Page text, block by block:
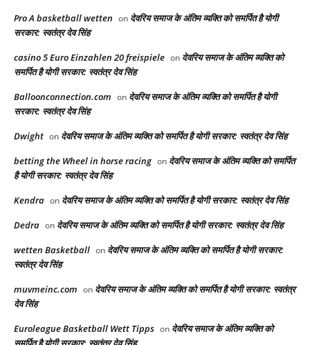
Pro A basketball wetten on देवरिय समाज के अंतिम व्यक्ति को समर्पित है योगी
सरकार: स्वतंत्र देव सिंह
casino 5 Euro Einzahlen 20 freispiele on देवरिय समाज के अंतिम व्यक्ति को
समर्पित है योगी सरकार: स्वतंत्र देव सिंह
Balloonconnection.com on देवरिय समाज के अंतिम व्यक्ति को समर्पित है योगी
सरकार: स्वतंत्र देव सिंह
Dwight on देवरिय समाज के अंतिम व्यक्ति को समर्पित है योगी सरकार: स्वतंत्र देव सिंह
betting the Wheel in horse racing​ on देवरिय समाज के अंतिम व्यक्ति को समर्पित
है योगी सरकार: स्वतंत्र देव सिंह
Kendra on देवरिय समाज के अंतिम व्यक्ति को समर्पित है योगी सरकार: स्वतंत्र देव सिंह
Dedra on देवरिय समाज के अंतिम व्यक्ति को समर्पित है योगी सरकार: स्वतंत्र देव सिंह
wetten Basketball on देवरिय समाज के अंतिम व्यक्ति को समर्पित है योगी सरकार:
स्वतंत्र देव सिंह
muvmeinc.com on देवरिय समाज के अंतिम व्यक्ति को समर्पित है योगी सरकार: स्वतंत्र
देव सिंह
Euroleague Basketball Wett Tipps on देवरिय समाज के अंतिम व्यक्ति को